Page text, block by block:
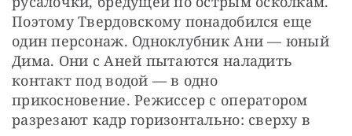
Поэтому Твердовскому понадобился еще
один персонаж. Одноклубник Ани — юный
Дима. Они с Аней пытаются наладить
контакт под водой — в одно
прикосновение. Режиссер с оператором
разрезают кадр горизонтально: сверху в